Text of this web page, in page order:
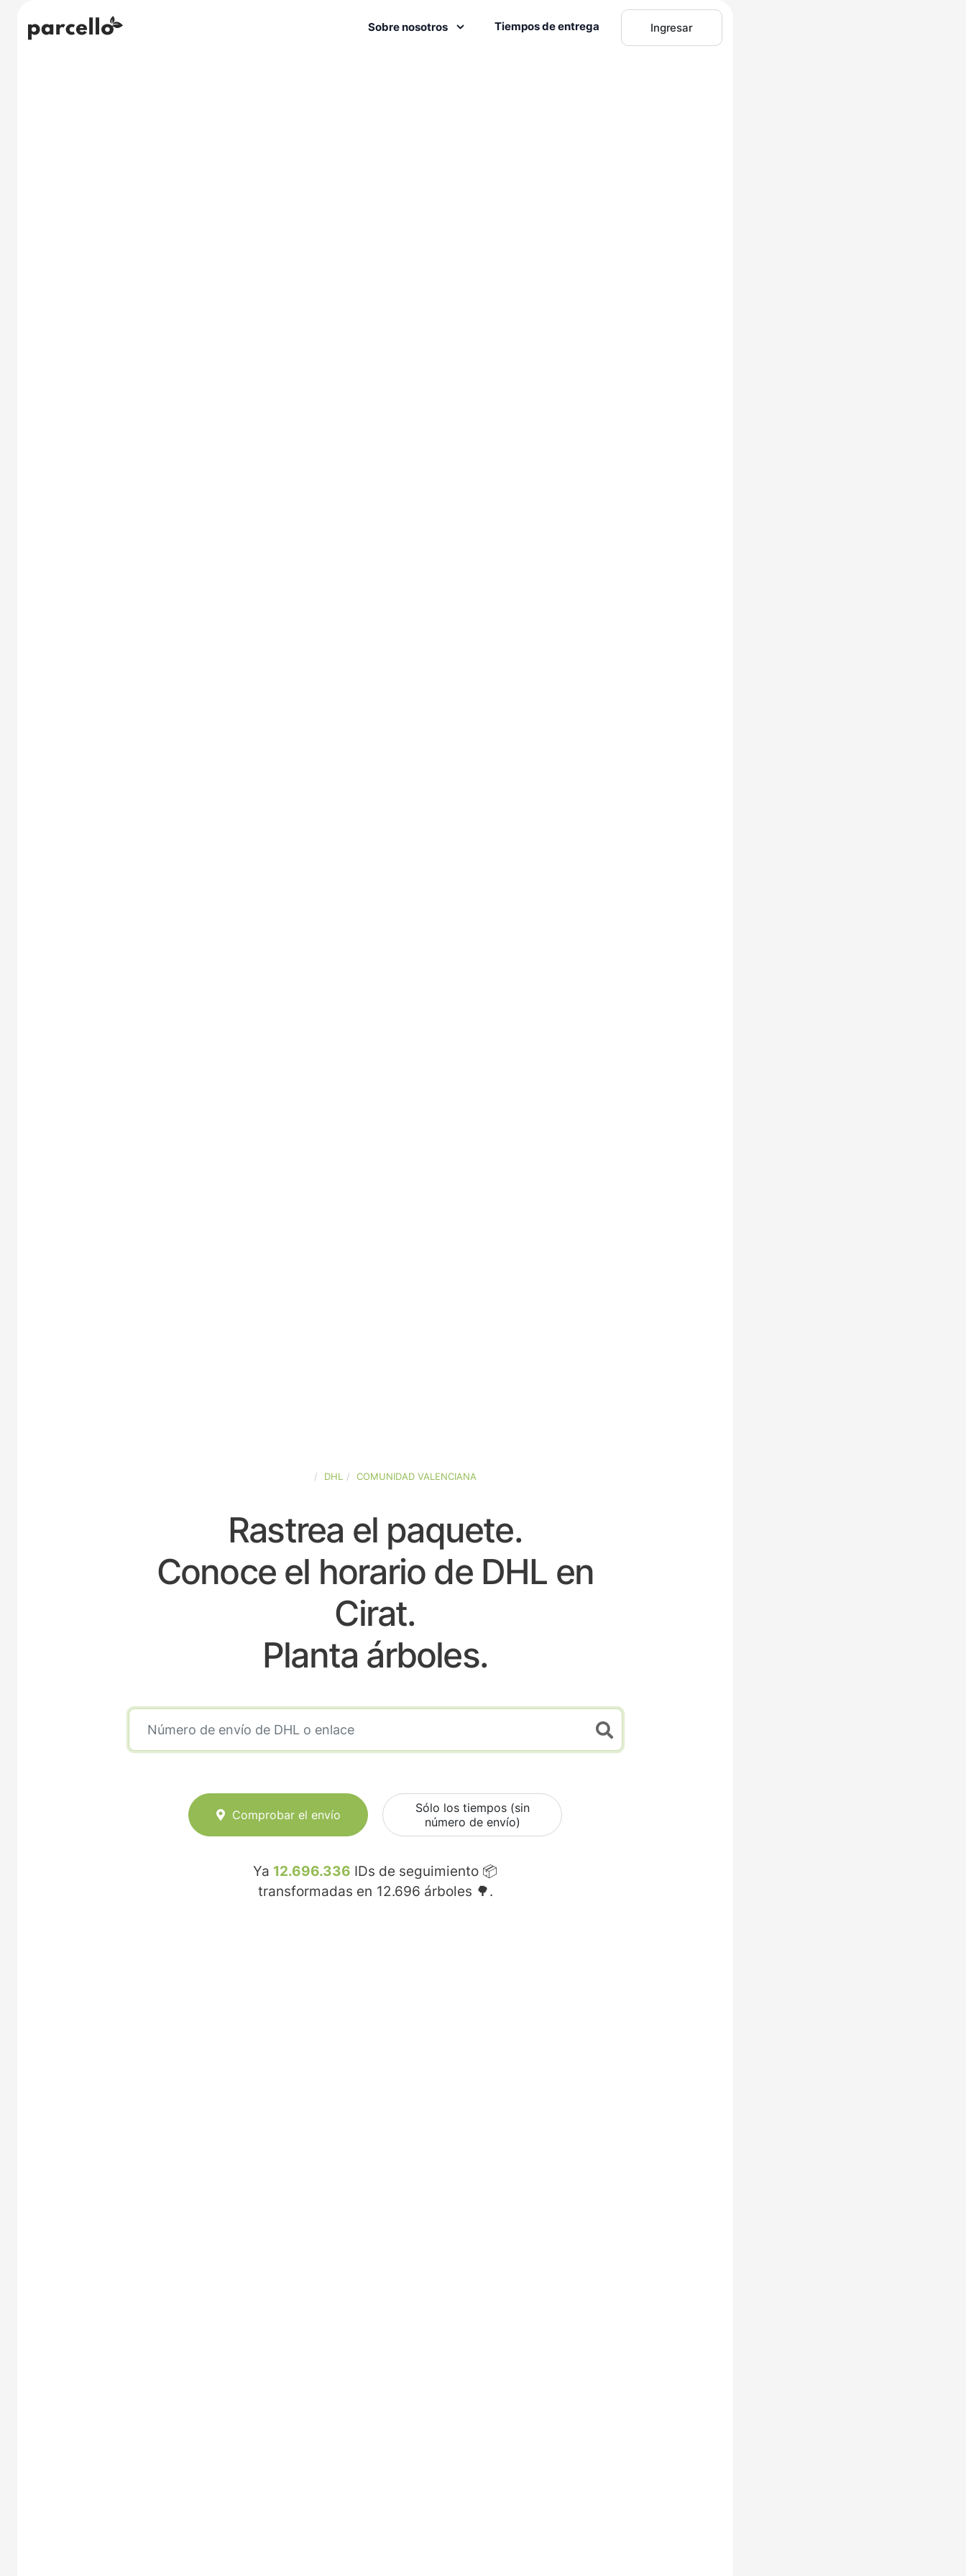
Sobre nosotros Tiempos de entrega Ingresar
DHL COMUNIDAD VALENCIANA
Rastrea el paquete.
Conoce el horario de DHL en
Cirat.
Planta árboles.
Comprobar el envío
Sólo los tiempos (sin
número de envío)
Ya 12.696.336 IDs de seguimiento 📦
transformadas en 12.696 árboles 🌳.